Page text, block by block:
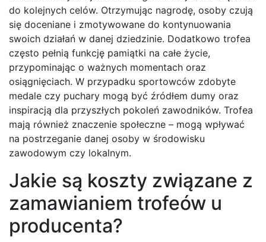
do kolejnych celów. Otrzymując nagrodę, osoby czują
się doceniane i zmotywowane do kontynuowania
swoich działań w danej dziedzinie. Dodatkowo trofea
często pełnią funkcję pamiątki na całe życie,
przypominając o ważnych momentach oraz
osiągnięciach. W przypadku sportowców zdobyte
medale czy puchary mogą być źródłem dumy oraz
inspiracją dla przyszłych pokoleń zawodników. Trofea
mają również znaczenie społeczne – mogą wpływać
na postrzeganie danej osoby w środowisku
zawodowym czy lokalnym.
Jakie są koszty związane z
zamawianiem trofeów u
producenta?